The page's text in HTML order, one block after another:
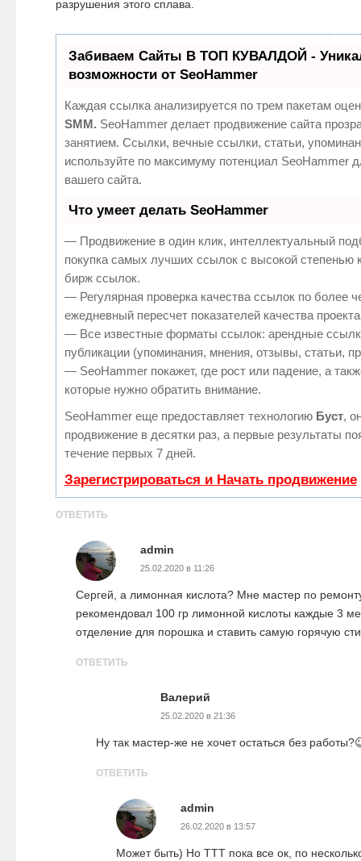
разрушения этого сплава.
Забиваем Сайты В ТОП КУВАЛДОЙ -
возможности от SeoHammer
Каждая ссылка анализируется по трем пакетам
SMM. SeoHammer делает продвижение сайта
занятием. Ссылки, вечные ссылки, статьи,
используйте по максимуму потенциал SeoHammer
вашего сайта.
Что умеет делать SeoHammer
— Продвижение в один клик, интеллектуальный
покупка самых лучших ссылок с высокой степенью
бирж ссылок.
— Регулярная проверка качества ссылок по более
ежедневный пересчет показателей качества
— Все известные форматы ссылок: арендные
публикации (упоминания, мнения, отзывы, статьи,
— SeoHammer покажет, где рост или падение, а
которые нужно обратить внимание.
SeoHammer еще предоставляет технологию Буст,
продвижение в десятки раз, а первые результаты
течение первых 7 дней.
Зарегистрироваться и Начать продвижение
ОТВЕТИТЬ
admin
25.02.2020 в 11:26
Сергей, а лимонная кислота? Мне мастер по
рекомендовал 100 гр лимонной кислоты каждые 3
отделение для порошка и ставить самую горячую
ОТВЕТИТЬ
Валерий
25.02.2020 в 21:36
Ну так мастер-же не хочет остаться без
ОТВЕТИТЬ
admin
26.02.2020 в 13:57
Может быть) Но ТТТ пока все ок, по